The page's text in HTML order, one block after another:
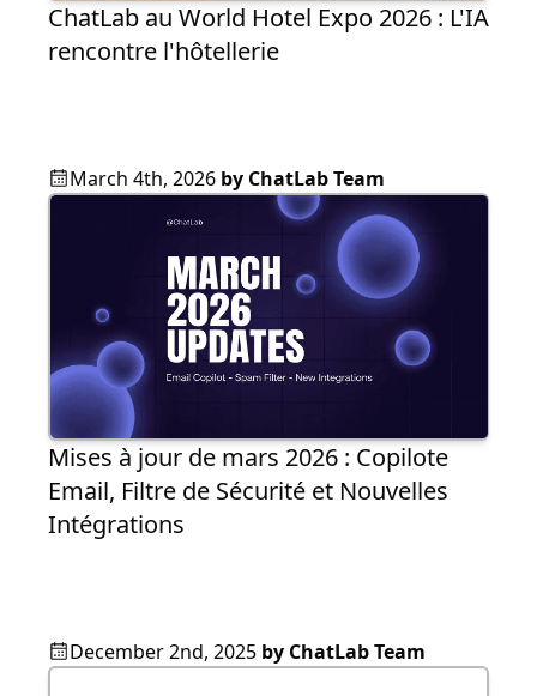
ChatLab au World Hotel Expo 2026 : L'IA
rencontre l'hôtellerie
March 4th, 2026 by ChatLab Team
Mises à jour de mars 2026 : Copilote
Email, Filtre de Sécurité et Nouvelles
Intégrations
December 2nd, 2025 by ChatLab Team